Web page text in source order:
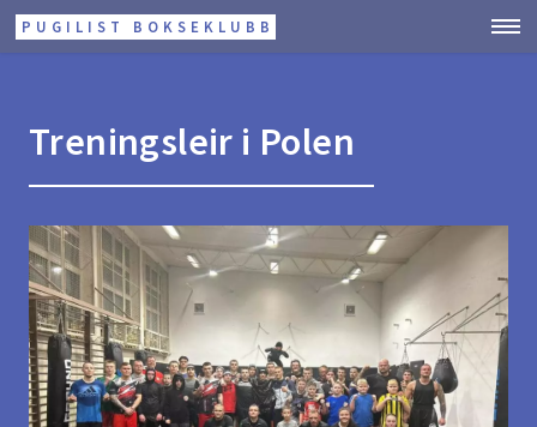
PUGILIST BOKSEKLUBB
Treningsleir i Polen